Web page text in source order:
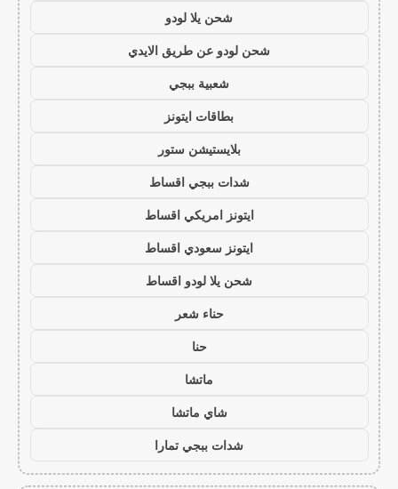
شحن يلا لودو
شحن لودو عن طريق الايدي
شعبية ببجي
بطاقات ايتونز
بلايستيشن ستور
شدات ببجي اقساط
ايتونز امريكي اقساط
ايتونز سعودي اقساط
شحن يلا لودو اقساط
حناء شعر
حنا
ماتشا
شاي ماتشا
شدات ببجي تمارا